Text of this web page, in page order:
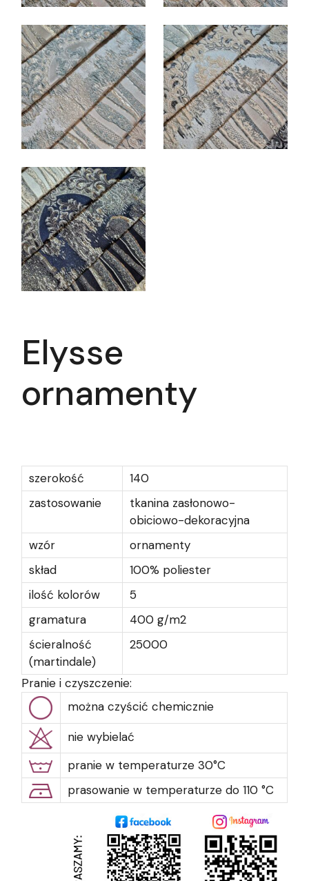
Elysse
ornamenty
szerokość
140
zastosowanie
tkanina zasłonowo-
obiciowo-dekoracyjna
wzór
ornamenty
skład
100% poliester
ilość kolorów
5
gramatura
400 g/m2
ścieralność
(martindale)
25000
Pranie i czyszczenie:
można czyścić chemicznie
nie wybielać
pranie w temperaturze 30°C
prasowanie w temperaturze do 110 °C